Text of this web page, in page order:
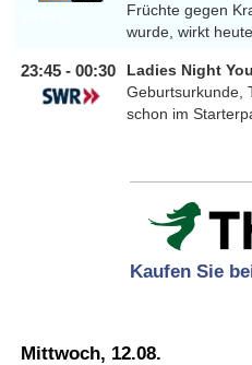
Früchte gegen
wurde, wirkt
23:45 - 00:30
Ladies Night
Geburtsurkunde,
schon im
Kaufen Sie
Mittwoch, 12.08.